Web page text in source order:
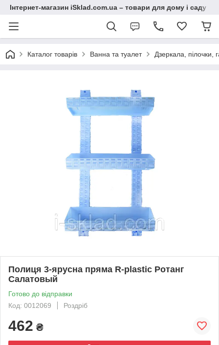
Інтернет-магазин iSklad.com.ua – товари для дому і саду
Каталог товарів Ванна та туалет Дзеркала, пілочки,
Полиця 3-ярусна пряма R-plastic Ротанг
Салатовый
Готово до відправки
Код: 0012069
Роздріб
462 ₴